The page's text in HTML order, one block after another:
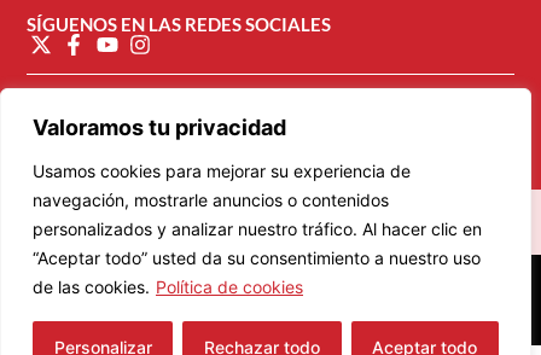
Valoramos tu privacidad
Usamos cookies para mejorar su experiencia de
navegación, mostrarle anuncios o contenidos
personalizados y analizar nuestro tráfico. Al hacer clic en
“Aceptar todo” usted da su consentimiento a nuestro uso
de las cookies. Política de cookies
Personalizar Rechazar todo Aceptar todo
SÍGUENOS EN LAS REDES SOCIALES